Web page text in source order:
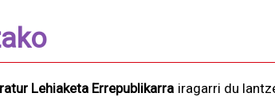
Lehiaketa Errepublikarra iragarri du